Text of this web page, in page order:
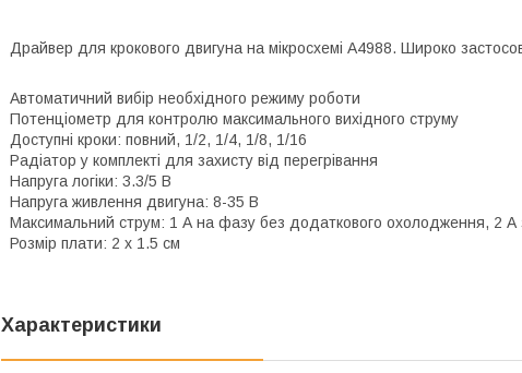
Драйвер для крокового двигуна на мікросхемі A4988. Широко
Автоматичний вибір необхідного режиму роботи
Потенціометр для контролю максимального вихідного струму
Доступні кроки: повний, 1/2, 1/4, 1/8, 1/16
Радіатор у комплекті для захисту від перегрівання
Напруга логіки: 3.3/5 В
Напруга живлення двигуна: 8-35 В
Максимальний струм: 1 А на фазу без додаткового охолодження, 2
Розмір плати: 2 х 1.5 см
Характеристики